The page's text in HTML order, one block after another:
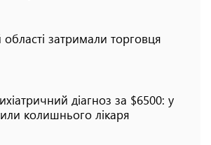
області затримали торговця
діагноз за $6500: у
колишнього лікаря